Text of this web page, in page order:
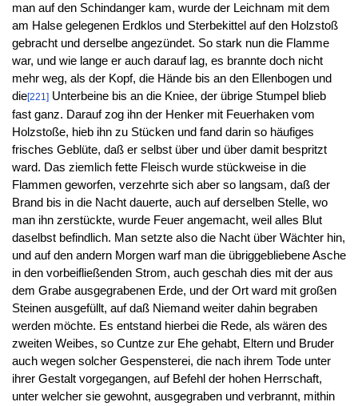
man auf den Schindanger kam, wurde der Leichnam mit dem
am Halse gelegenen Erdklos und Sterbekittel auf den Holzstoß
gebracht und derselbe angezündet. So stark nun die Flamme
war, und wie lange er auch darauf lag, es brannte doch nicht
mehr weg, als der Kopf, die Hände bis an den Ellenbogen und
die[221]Unterbeine bis an die Kniee, der übrige Stumpel blieb
fast ganz. Darauf zog ihn der Henker mit Feuerhaken vom
Holzstoße, hieb ihn zu Stücken und fand darin so häufiges
frisches Geblüte, daß er selbst über und über damit bespritzt
ward. Das ziemlich fette Fleisch wurde stückweise in die
Flammen geworfen, verzehrte sich aber so langsam, daß der
Brand bis in die Nacht dauerte, auch auf derselben Stelle, wo
man ihn zerstückte, wurde Feuer angemacht, weil alles Blut
daselbst befindlich. Man setzte also die Nacht über Wächter hin,
und auf den andern Morgen warf man die übriggebliebene Asche
in den vorbeifließenden Strom, auch geschah dies mit der aus
dem Grabe ausgegrabenen Erde, und der Ort ward mit großen
Steinen ausgefüllt, auf daß Niemand weiter dahin begraben
werden möchte. Es entstand hierbei die Rede, als wären des
zweiten Weibes, so Cuntze zur Ehe gehabt, Eltern und Bruder
auch wegen solcher Gespensterei, die nach ihrem Tode unter
ihrer Gestalt vorgegangen, auf Befehl der hohen Herrschaft,
unter welcher sie gewohnt, ausgegraben und verbrannt, mithin